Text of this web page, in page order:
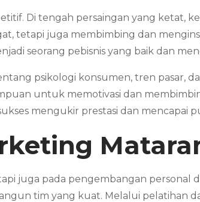
Di tengah persaingan yang ketat,
tetapi juga membimbing dan
seorang pebisnis yang baik dan
psikologi konsumen, tren pasar,
untuk memotivasi dan
mengukir prestasi dan mencapai
juga pada pengembangan personal
tim yang kuat. Melalui pelatihan